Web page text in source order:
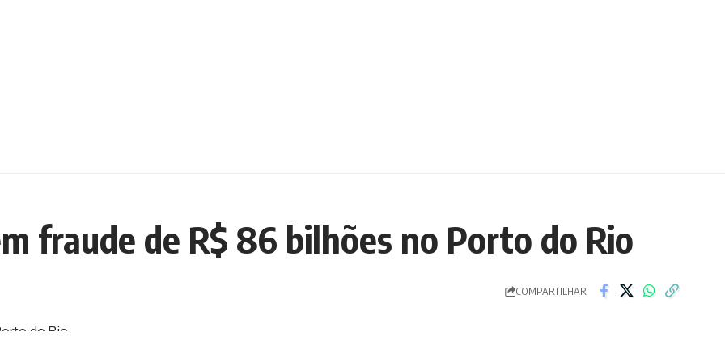
fraude de R$ 86 bilhões no Porto do Rio
COMPARTILHAR